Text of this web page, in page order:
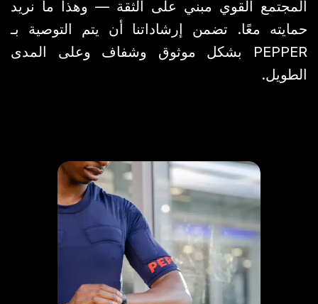
المجتمع القوي مبني على الثقة — وهذا ما نريد
حمايته معًا. تضمن إرشاداتنا أن يتم التوصية بـ
PEPPER بشكل موثوق وشفاف وعلى المدى
الطويل.